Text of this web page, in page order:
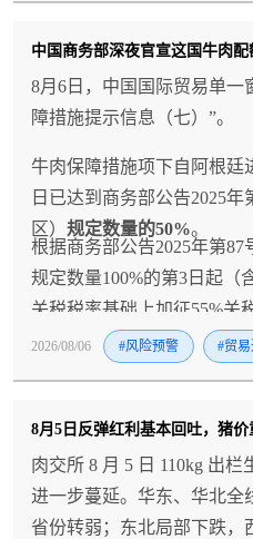
中国商务部深夜官宣这国牛肉配
8月6日，中国国际贸易单一
障措施提示信息（七）”。
牛肉保障措施项下自阿根廷
日已达到商务部公告2025
区） 规定数量的50%。
根据商务部公告2025年第87
规定数量100%的第3日起（
关税税率基础上加征55%关
2026/08/06 #风险预警 #贸
8月5日反弹红利基本回吐，猪价
肉交所 8 月 5 日 110kg 出
进一步蔓延。华东、华北全
省份转弱；东北局部下跌，